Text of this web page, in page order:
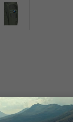
perfecte keuze
jack ook bij